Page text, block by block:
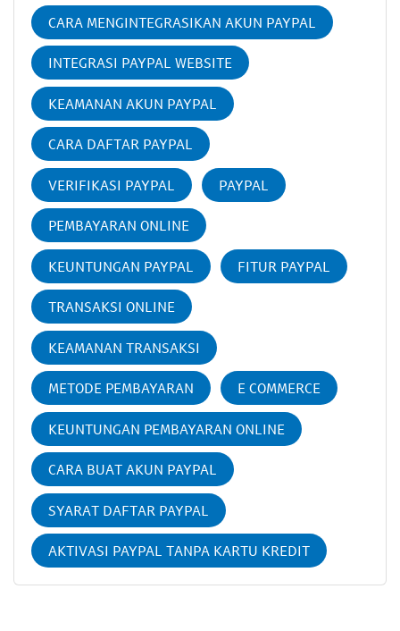
CARA MENGINTEGRASIKAN AKUN PAYPAL
INTEGRASI PAYPAL WEBSITE
KEAMANAN AKUN PAYPAL
CARA DAFTAR PAYPAL
VERIFIKASI PAYPAL PAYPAL
PEMBAYARAN ONLINE
KEUNTUNGAN PAYPAL FITUR PAYPAL
TRANSAKSI ONLINE
KEAMANAN TRANSAKSI
METODE PEMBAYARAN E COMMERCE
KEUNTUNGAN PEMBAYARAN ONLINE
CARA BUAT AKUN PAYPAL
SYARAT DAFTAR PAYPAL
AKTIVASI PAYPAL TANPA KARTU KREDIT